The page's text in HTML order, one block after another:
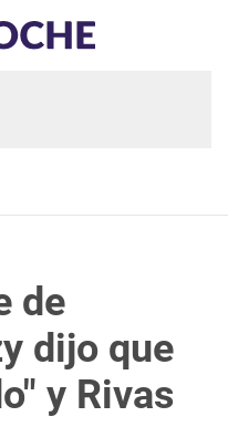
de
dijo que
y Rivas